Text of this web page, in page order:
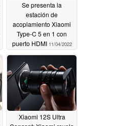
Se presenta la
estación de
acoplamiento Xiaomi
Type-C 5 en 1 con
puerto HDMI 11/04/2022
Xiaomi 12S Ultra